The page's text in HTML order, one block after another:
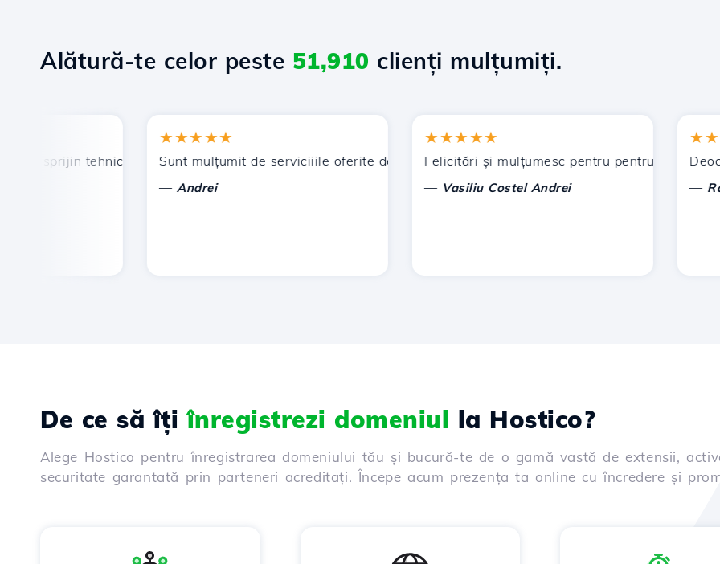
Alătură-te celor peste 51,910 clienți mulțumiți.
sprijin tehnic prompt și eficient.
★★★★★
Sunt mulțumit de serviciiile oferite de Hostico. V-am recomandat și altor cunoștințe.
Andrei
★★★★★
Felicitări și mulțumesc pentru pentru sprijinul
Vasiliu Costel Andrei Radu
De ce să îțiînregistrezi domeniul la Hostico?
Alege Hostico pentru înregistrarea domeniului tău și bucură-te de o gamă vastă de extensii,
securitate garantată prin parteneri acreditați. Începe acum prezența ta online cu încredere și